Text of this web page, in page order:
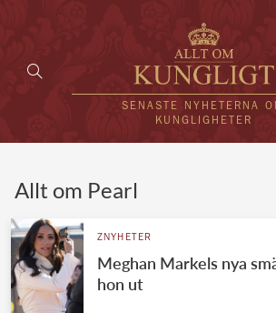
SENASTE NYHETERNA
KUNGLIGHETER
UTLÄNDSKT
Allt om Pearl
ZNYHETER
Meghan Markels nya
hon ut